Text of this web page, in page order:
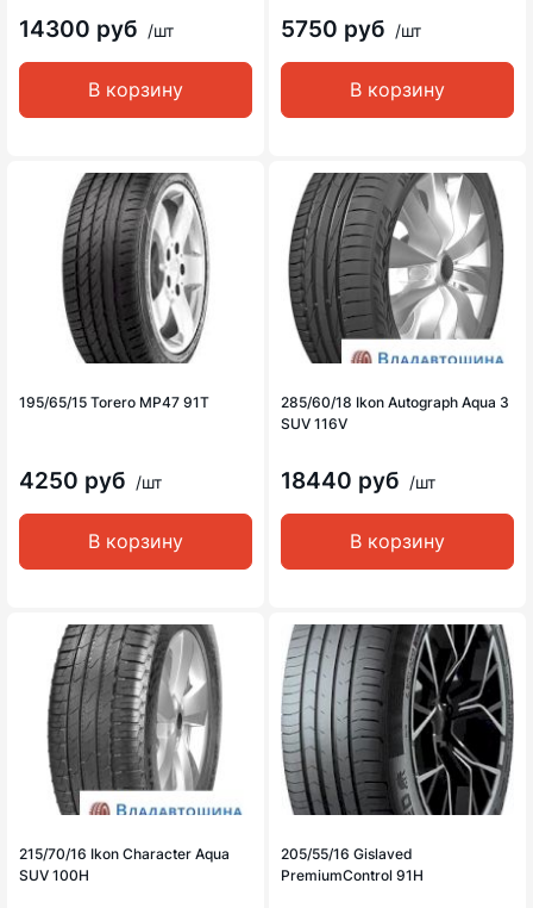
14300 руб /шт
В корзину
5750 руб /шт
В корзину
195/65/15 Torero MP47 91T
4250 руб /шт
В корзину
285/60/18 Ikon Autograph Aqua 3
SUV 116V
18440 руб /шт
В корзину
215/70/16 Ikon Character Aqua
SUV 100H
205/55/16 Gislaved
PremiumControl 91H